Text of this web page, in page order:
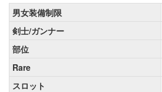
男女装備制限
剣士/ガンナー
部位
Rare
スロット